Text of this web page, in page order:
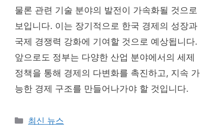
물론 관련 기술 분야의 발전이 가속화될 것으로
보입니다. 이는 장기적으로 한국 경제의 성장과
국제 경쟁력 강화에 기여할 것으로 예상됩니다.
앞으로도 정부는 다양한 산업 분야에서의 세제
정책을 통해 경제의 다변화를 촉진하고, 지속 가
능한 경제 구조를 만들어나가야 할 것입니다.
Categories
최신 뉴스